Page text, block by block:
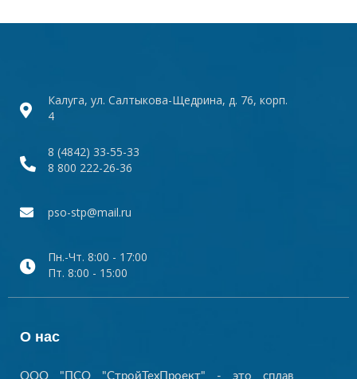
Калуга, ул. Салтыкова-Щедрина, д. 76, корп.
4
8 (4842) 33-55-33
8 800 222-26-36
pso-stp@mail.ru
Пн.-Чт. 8:00 - 17:00
Пт. 8:00 - 15:00
О нас
ООО "ПСО "СтройТехПроект" - это сплав